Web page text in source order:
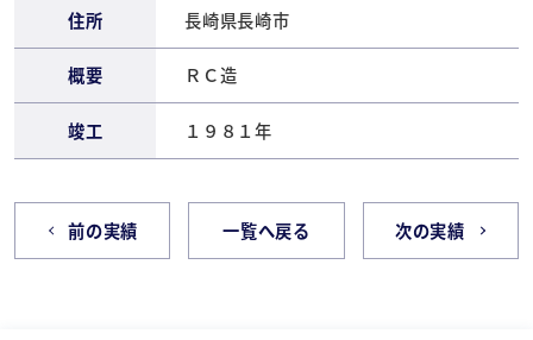
住所 長崎県長崎市
概要 ＲＣ造
竣工 １９８１年
前の実績 一覧へ戻る 次の実績